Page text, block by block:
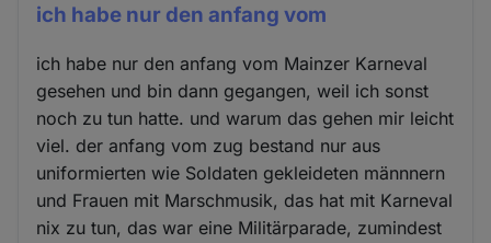
ich habe nur den anfang vom
ich habe nur den anfang vom Mainzer Karneval
gesehen und bin dann gegangen, weil ich sonst
noch zu tun hatte. und warum das gehen mir leicht
viel. der anfang vom zug bestand nur aus
uniformierten wie Soldaten gekleideten männnern
und Frauen mit Marschmusik, das hat mit Karneval
nix zu tun, das war eine Militärparade, zumindest